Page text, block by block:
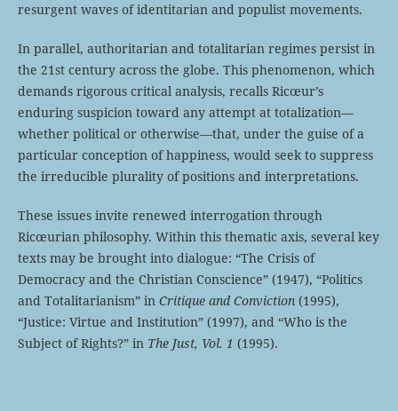
resurgent waves of identitarian and populist movements.
In parallel, authoritarian and totalitarian regimes persist in
the 21st century across the globe. This phenomenon, which
demands rigorous critical analysis, recalls Ricœur’s
enduring suspicion toward any attempt at totalization—
whether political or otherwise—that, under the guise of a
particular conception of happiness, would seek to suppress
the irreducible plurality of positions and interpretations.
These issues invite renewed interrogation through
Ricœurian philosophy. Within this thematic axis, several key
texts may be brought into dialogue: “The Crisis of
Democracy and the Christian Conscience” (1947), “Politics
and Totalitarianism” in Critique and Conviction (1995),
“Justice: Virtue and Institution” (1997), and “Who is the
Subject of Rights?” in The Just, Vol. 1 (1995).